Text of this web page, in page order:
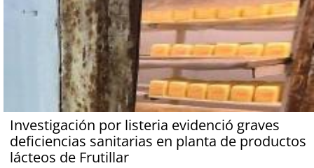
Investigación por listeria evidenció graves
deficiencias sanitarias en planta de productos
lácteos de Frutillar